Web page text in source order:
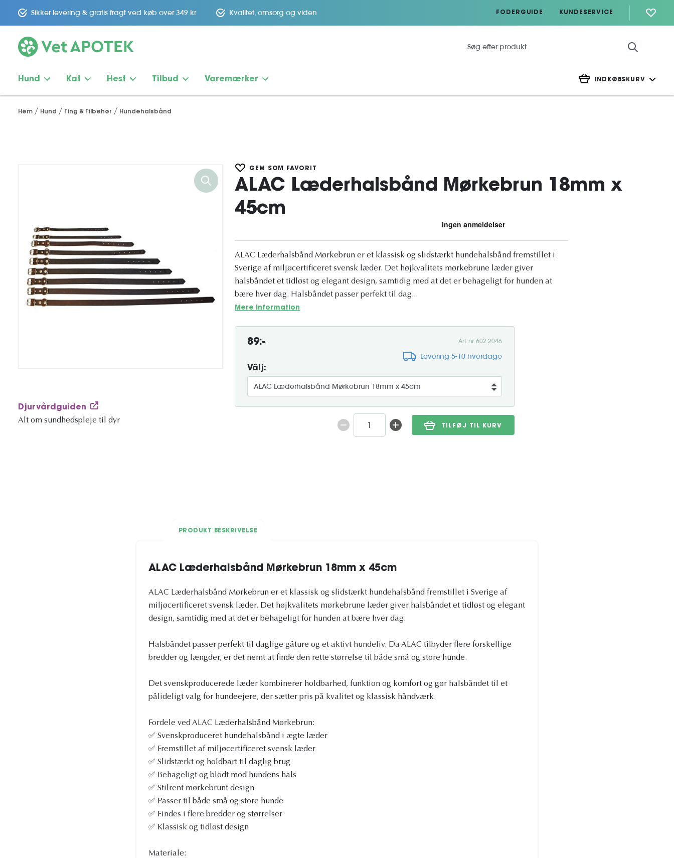
Sikker levering & gratis fragt ved køb over 349 kr Kvalitet, omsorg og viden FODERGUIDE KUNDESERVICE
Hund Kat Hest Tilbud Varemærker INDKØBSKURV
Hem Hund Ting & Tilbehør Hundehalsbånd
Djurvårdguiden
Alt om sundhedspleje til dyr
GEM SOM FAVORIT
ALAC Læderhalsbånd Mørkebrun 18mm x
45cm
ALAC Læderhalsbånd Mørkebrun er et klassisk og slidstærkt hundehalsbånd fremstillet i
Sverige af miljøcertificeret svensk læder. Det højkvalitets mørkebrune læder giver
halsbåndet et tidløst og elegant design, samtidig med at det er behageligt for hunden at
bære hver dag. Halsbåndet passer perfekt til dag...
Mere information
89:- Art. nr. 602.2046
Levering 5-10 hverdage
Välj:
TILFØJ TIL KURV
PRODUKT BESKRIVELSE
ALAC Læderhalsbånd Mørkebrun 18mm x 45cm
ALAC Læderhalsbånd Mørkebrun er et klassisk og slidstærkt hundehalsbånd fremstillet i Sverige af
miljøcertificeret svensk læder. Det højkvalitets mørkebrune læder giver halsbåndet et tidløst og elegant
design, samtidig med at det er behageligt for hunden at bære hver dag.
Halsbåndet passer perfekt til daglige gåture og et aktivt hundeliv. Da ALAC tilbyder flere forskellige
bredder og længder, er det nemt at finde den rette størrelse til både små og store hunde.
Det svenskproducerede læder kombinerer holdbarhed, funktion og komfort og gør halsbåndet til et
pålideligt valg for hundeejere, der sætter pris på kvalitet og klassisk håndværk.
Fordele ved ALAC Læderhalsbånd Mørkebrun:
✅ Svenskproduceret hundehalsbånd i ægte læder
✅ Fremstillet af miljøcertificeret svensk læder
✅ Slidstærkt og holdbart til daglig brug
✅ Behageligt og blødt mod hundens hals
✅ Stilrent mørkebrunt design
✅ Passer til både små og store hunde
✅ Findes i flere bredder og størrelser
✅ Klassisk og tidløst design
Materiale: